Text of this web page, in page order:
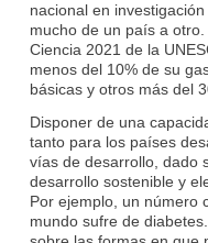
nacional en
mucho de un país a
Ciencia 2021 de la
menos del 10% de su
básicas y otros más del
Disponer de una
tanto para los países
vías de desarrollo, dado
desarrollo sostenible y
Por ejemplo, un número
mundo sufre de